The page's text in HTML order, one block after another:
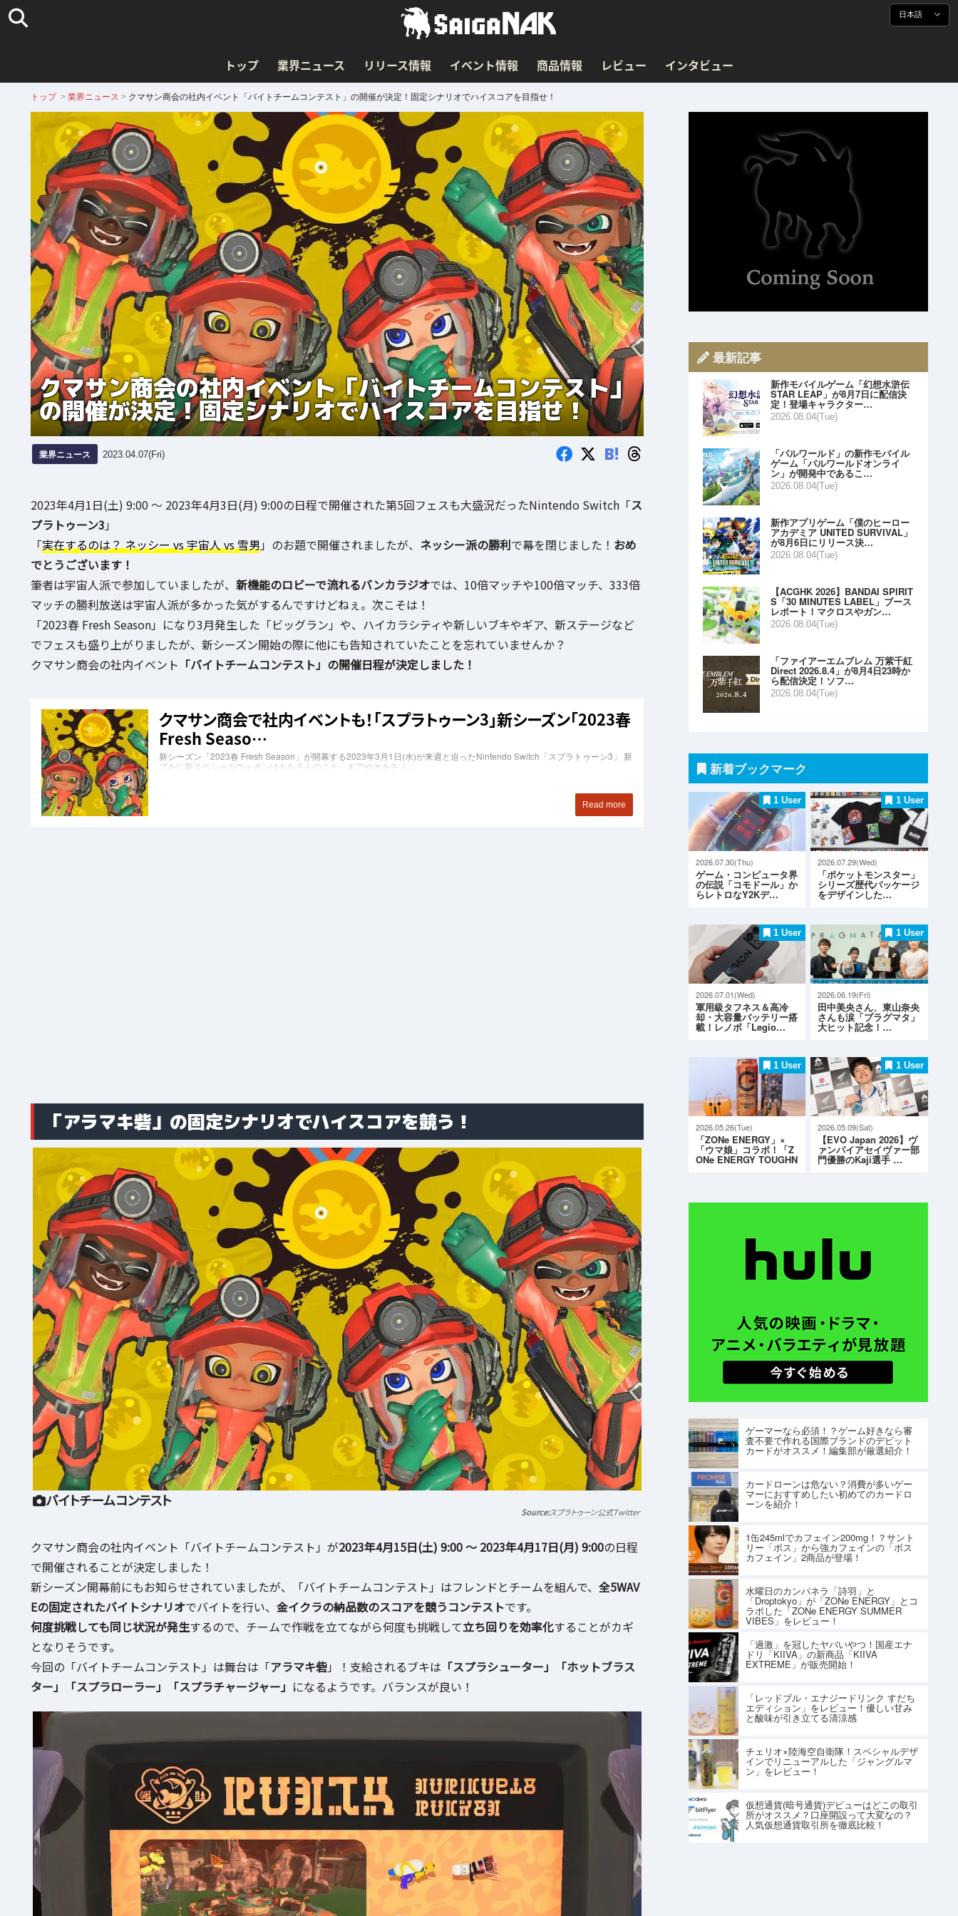
日本語
トップ 業界ニュース リリース情報 イベント情報 商品情報 レビュー インタビュー
トップ > 業界ニュース > クマサン商会の社内イベント「バイトチームコンテスト」の開催が決定！固定シナリオでハイスコアを目指せ！
クマサン商会の社内イベント「バイトチームコンテスト」
の開催が決定！固定シナリオでハイスコアを目指せ！
業界ニュース 2023.04.07(Fri) B!
2023年4月1日(土) 9:00 ～ 2023年4月3日(月) 9:00の日程で開催された第5回フェスも大盛況だったNintendo Switch「ス
プラトゥーン3 」
「実在するのは？ ネッシー vs 宇宙人 vs 雪男」のお題で開催されましたが、 ネッシー派の勝利で幕を閉じました！ おめ
でとうございます！
筆者は宇宙人派で参加していましたが、 新機能のロビーで流れるバンカラジオでは、10倍マッチや100倍マッチ、333倍
マッチの勝利放送は宇宙人派が多かった気がするんですけどねぇ。次こそは！
「2023春 Fresh Season」になり3月発生した「ビッグラン」や、ハイカラシティや新しいブキやギア、新ステージなど
でフェスも盛り上がりましたが、新シーズン開始の際に他にも告知されていたことを忘れていませんか？
クマサン商会の社内イベント 「バイトチームコンテスト」の開催日程が決定しました！
「アラマキ砦」の固定シナリオでハイスコアを競う！
バイトチームコンテスト
スプラトゥーン公式Twitter
クマサン商会の社内イベント「バイトチームコンテスト」が2023年4月15日(土) 9:00 ～ 2023年4月17日(月) 9:00の日程
で開催されることが決定しました！
新シーズン開幕前にもお知らせされていましたが、「バイトチームコンテスト」はフレンドとチームを組んで、 全5WAV
Eの固定されたバイトシナリオでバイトを行い、 金イクラの納品数のスコアを競うコンテストです。
何度挑戦しても同じ状況が発生するので、チームで作戦を立てながら何度も挑戦して立ち回りを効率化することがカギ
となりそうです。
今回の「バイトチームコンテスト」は舞台は「アラマキ砦」！支給されるブキは 「スプラシューター」「ホットブラス
ター」「スプラローラー」「スプラチャージャー」 になるようです。バランスが良い！
最新記事
新作モバイルゲーム「幻想水滸伝
STAR LEAP」が8月7日に配信決
定！登場キャラクター…
2026.08.04(Tue)
「パルワールド」の新作モバイル
ゲーム「パルワールドオンライ
ン」が開発中であるこ…
2026.08.04(Tue)
新作アプリゲーム「僕のヒーロー
アカデミア UNITED SURVIVAL」
が8月6日にリリース決…
2026.08.04(Tue)
【ACGHK 2026】BANDAI SPIRIT
S「30 MINUTES LABEL」ブース
レポート！マクロスやガン…
2026.08.04(Tue)
「ファイアーエムブレム 万紫千紅
Direct 2026.8.4」が8月4日23時か
ら配信決定！ソフ…
2026.08.04(Tue)
新着ブックマーク
1 User
2026.07.30(Thu)
ゲーム・コンピュータ界
の伝説「コモドール」か
らレトロなY2Kデ…
1 User
2026.07.29(Wed)
「ポケットモンスター」
シリーズ歴代パッケージ
をデザインした…
1 User
2026.07.01(Wed)
軍用級タフネス＆高冷
却・大容量バッテリー搭
載！レノボ「Legio…
1 User
2026.06.19(Fri)
田中美央さん、東山奈央
さんも涙「プラグマタ」
大ヒット記念！…
1 User
2026.05.26(Tue)
「ZONe ENERGY」×
「ウマ娘」コラボ！「Z
ONe ENERGY TOUGHN
1 User
2026.05.09(Sat)
【EVO Japan 2026】ヴ
ァンパイアセイヴァー部
門優勝のKaji選手 …
ゲーマーなら必須！？ゲーム好きなら審
査不要で作れる国際ブランドのデビット
カードがオススメ！編集部が厳選紹介！
カードローンは危ない？消費が多いゲー
マーにおすすめしたい初めてのカードロ
ーンを紹介！
1缶245mlでカフェイン200mg！？サント
リー「ボス」から強カフェインの「ボス
カフェイン」2商品が登場！
水曜日のカンパネラ「詩羽」と
「Droptokyo」が「ZONe ENERGY」とコ
ラボした「ZONe ENERGY SUMMER
VIBES」をレビュー！
「過激」を冠したヤバいやつ！国産エナ
ドリ「KIIVA」の新商品「KIIVA
EXTREME」が販売開始！
「レッドブル・エナジードリンク すだち
エディション」をレビュー！優しい甘み
と酸味が引き立てる清涼感
チェリオ×陸海空自衛隊！スペシャルデザ
インでリニューアルした「ジャングルマ
ン」をレビュー！
仮想通貨(暗号通貨)デビューはどこの取引
所がオススメ？口座開設って大変なの？
人気仮想通貨取引所を徹底比較！